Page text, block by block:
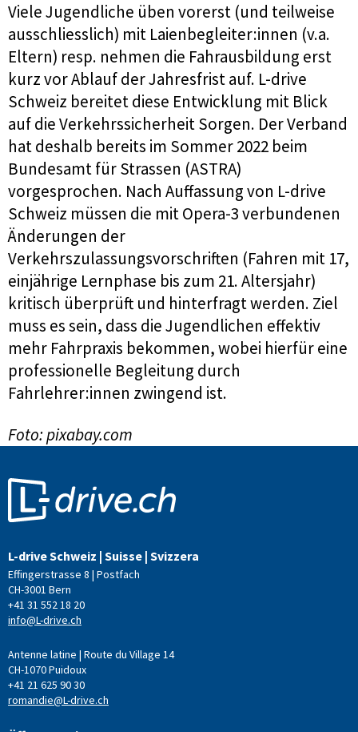
Viele Jugendliche üben vorerst (und teilweise
ausschliesslich) mit Laienbegleiter:innen (v.a.
Eltern) resp. nehmen die Fahrausbildung erst
kurz vor Ablauf der Jahresfrist auf. L-drive
Schweiz bereitet diese Entwicklung mit Blick
auf die Verkehrssicherheit Sorgen. Der Verband
hat deshalb bereits im Sommer 2022 beim
Bundesamt für Strassen (ASTRA)
vorgesprochen. Nach Auffassung von L-drive
Schweiz müssen die mit Opera-3 verbundenen
Änderungen der
Verkehrszulassungsvorschriften (Fahren mit 17,
einjährige Lernphase bis zum 21. Altersjahr)
kritisch überprüft und hinterfragt werden. Ziel
muss es sein, dass die Jugendlichen effektiv
mehr Fahrpraxis bekommen, wobei hierfür eine
professionelle Begleitung durch
Fahrlehrer:innen zwingend ist.
Foto: pixabay.com
L-drive Schweiz | Suisse | Svizzera
Effingerstrasse 8 | Postfach
CH-3001 Bern
+41 31 552 18 20
info@L-drive.ch
Antenne latine | Route du Village 14
CH-1070 Puidoux
+41 21 625 90 30
romandie@L-drive.ch